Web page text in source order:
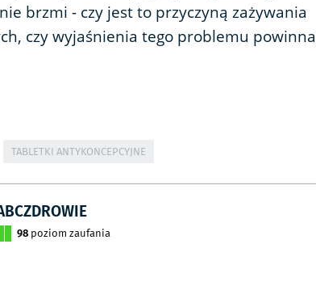
brzmi - czy jest to przyczyną zażywania
czy wyjaśnienia tego problemu
TABLETKI ANTYKONCEPCYJNE
98 poziom zaufania